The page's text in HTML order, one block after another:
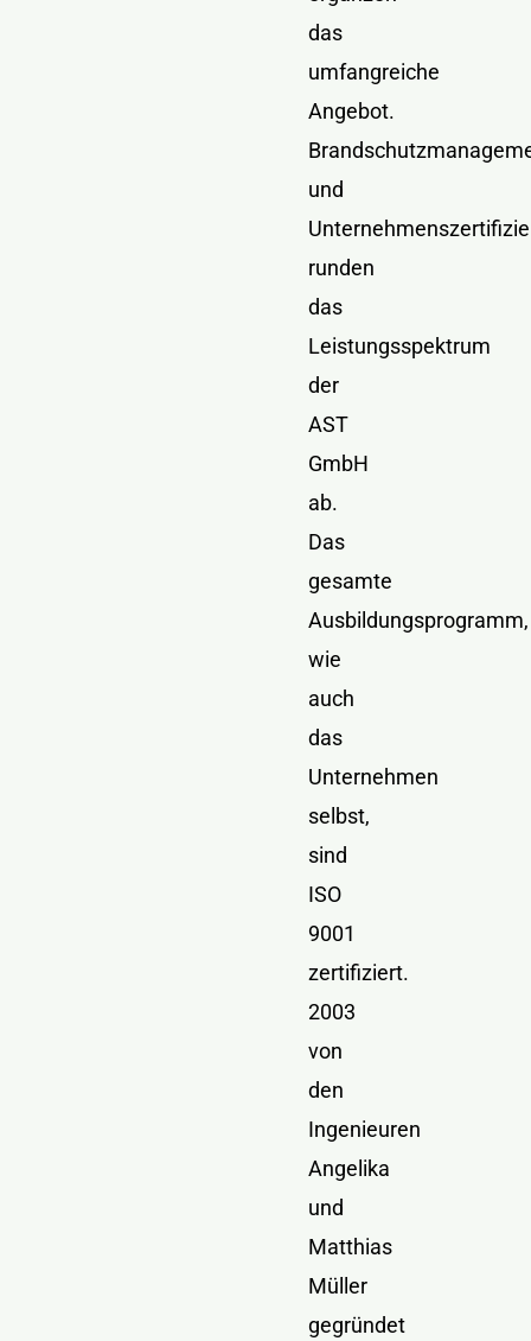
das
umfangreiche
Angebot.
und
runden
das
Leistungsspektrum
der
AST
GmbH
ab.
Das
gesamte
Ausbildungsprogramm,
wie
auch
das
Unternehmen
selbst,
sind
ISO
9001
zertifiziert.
2003
von
den
Ingenieuren
Angelika
und
Matthias
Müller
gegründet